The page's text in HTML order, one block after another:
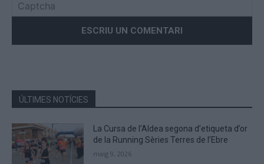
the
the
CAPTCHA
to
verify
that
you
ÚLTIMES NOTÍCIES
La Cursa de l’Aldea segona d’etiqueta d’or
de la Running Sèries Terres de l’Ebre
maig 9, 2026